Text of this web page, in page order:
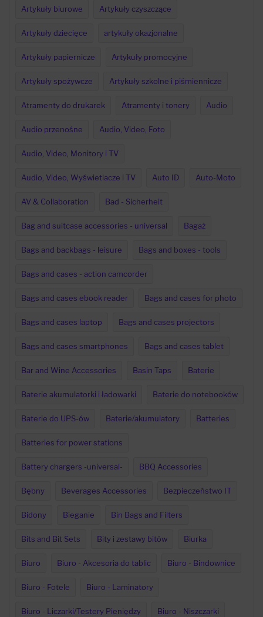
Artykuły biurowe Artykuły czyszczące
Artykuły dziecięce artykuły okazjonalne
Artykuły papiernicze Artykuły promocyjne
Artykuły spożywcze Artykuły szkolne i piśmiennicze
Atramenty do drukarek Atramenty i tonery Audio
Audio przenośne Audio, Video, Foto
Audio, Video, Monitory i TV
Audio, Video, Wyświetlacze i TV Auto ID Auto-Moto
AV & Collaboration Bad - Sicherheit
Bag and suitcase accessories - universal Bagaż
Bags and backbags - leisure Bags and boxes - tools
Bags and cases - action camcorder
Bags and cases ebook reader Bags and cases for photo
Bags and cases laptop Bags and cases projectors
Bags and cases smartphones Bags and cases tablet
Bar and Wine Accessories Basin Taps Baterie
Baterie akumulatorki i ładowarki Baterie do notebooków
Baterie do UPS-ów Baterie/akumulatory Batteries
Batteries for power stations
Battery chargers -universal- BBQ Accessories
Bębny Beverages Accessories Bezpieczeństwo IT
Bidony Bieganie Bin Bags and Filters
Bits and Bit Sets Bity i zestawy bitów Biurka
Biuro Biuro - Akcesoria do tablic Biuro - Bindownice
Biuro - Fotele Biuro - Laminatory
Biuro - Liczarki/Testery Pieniędzy Biuro - Niszczarki